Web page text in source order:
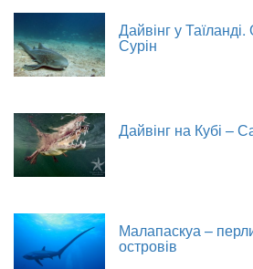
Дайвінг у
Сурін
Дайвінг на Кубі –
Малапаскуа –
островів